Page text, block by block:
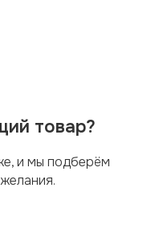
товар?
и мы подберём